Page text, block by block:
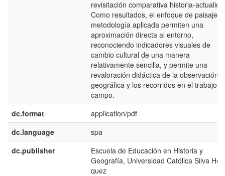
revisitación comparativa historia-
Como resultados, el enfoque de paisaje y
metodologí­a aplicada permiten una
aproximación directa al entorno,
reconociendo indicadores visuales de
cambio cultural de una manera
relativamente sencilla, y permite una
revaloración didáctica de la observación
geográfica y los recorridos en el trabajo
campo.
dc.format
application/pdf
dc.language
spa
dc.publisher
Escuela de Educación en Historia y
Geografí­a, Universidad Católica Silva
quez